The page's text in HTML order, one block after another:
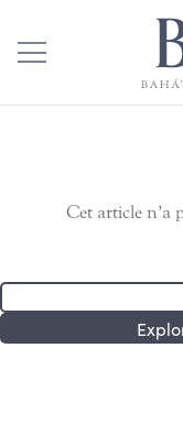
Cet article n’a